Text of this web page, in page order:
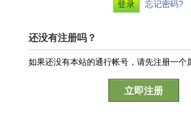
忘记密码?
还没有注册吗？
如果还没有本站的通行帐号，请先注册一个
立即注册